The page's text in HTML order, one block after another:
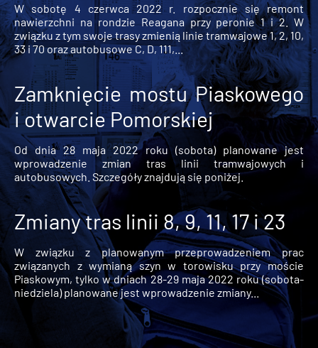
W sobotę 4 czerwca 2022 r. rozpocznie się remont
nawierzchni na rondzie Reagana przy peronie 1 i 2. W
związku z tym swoje trasy zmienią linie tramwajowe 1, 2, 10,
33 i 70 oraz autobusowe C, D, 111,...
Zamknięcie mostu Piaskowego
i otwarcie Pomorskiej
Od dnia 28 maja 2022 roku (sobota) planowane jest
wprowadzenie zmian tras linii tramwajowych i
autobusowych. Szczegóły znajdują się poniżej.
Zmiany tras linii 8, 9, 11, 17 i 23
W związku z planowanym przeprowadzeniem prac
związanych z wymianą szyn w torowisku przy moście
Piaskowym, tylko w dniach 28-29 maja 2022 roku (sobota-
niedziela) planowane jest wprowadzenie zmiany...